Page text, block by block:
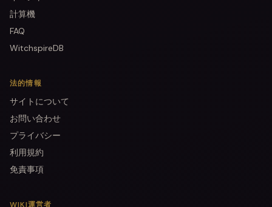
計算機
FAQ
WitchspireDB
法的情報
サイトについて
お問い合わせ
プライバシー
利用規約
免責事項
WIKI運営者